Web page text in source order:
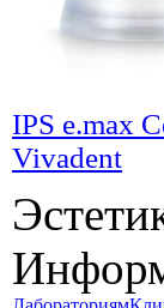
IPS e.max
Vivadent